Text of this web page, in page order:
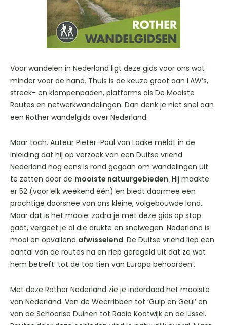
Voor wandelen in Nederland ligt deze gids voor ons wat
minder voor de hand. Thuis is de keuze groot aan LAW’s,
streek- en klompenpaden, platforms als De Mooiste
Routes en netwerkwandelingen. Dan denk je niet snel aan
een Rother wandelgids over Nederland.
Maar toch. Auteur Pieter-Paul van Laake meldt in de
inleiding dat hij op verzoek van een Duitse vriend
Nederland nog eens is rond gegaan om wandelingen uit
te zetten door de mooiste natuurgebieden. Hij maakte
er 52 (voor elk weekend één) en biedt daarmee een
prachtige doorsnee van ons kleine, volgebouwde land.
Maar dat is het mooie: zodra je met deze gids op stap
gaat, vergeet je al die drukte en snelwegen. Nederland is
mooi en opvallend afwisselend. De Duitse vriend liep een
aantal van de routes na en riep geregeld uit dat ze wat
hem betreft ’tot de top tien van Europa behoorden’.
Met deze Rother Nederland zie je inderdaad het mooiste
van Nederland. Van de Weerribben tot ‘Gulp en Geul’ en
van de Schoorlse Duinen tot Radio Kootwijk en de IJssel.